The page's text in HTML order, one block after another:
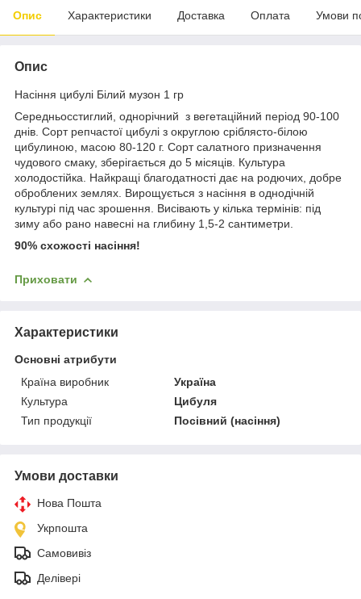
Опис Характеристики Доставка Оплата Умови
Опис
Насіння цибулі Білий музон 1 гр
Середньосстиглий, однорічний з вегетаційний період 90-100
днів. Сорт репчастої цибулі з округлою сріблясто-білою
цибулиною, масою 80-120 г. Сорт салатного призначення
чудового смаку, зберігається до 5 місяців. Культура
холодостійка. Найкращі благодатності дає на родючих, добре
оброблених землях. Вирощується з насіння в однодічній
культурі під час зрошення. Висівають у кілька термінів: під
зиму або рано навесні на глибину 1,5-2 сантиметри.
90% схожості насіння!
Приховати
Характеристики
Основні атрибути
Країна виробник
Україна
Культура
Цибуля
Тип продукції
Посівний (насіння)
Умови доставки
Нова Пошта
Укрпошта
Самовивіз
Делівері